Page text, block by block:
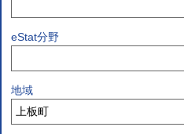
eStat分野
地域